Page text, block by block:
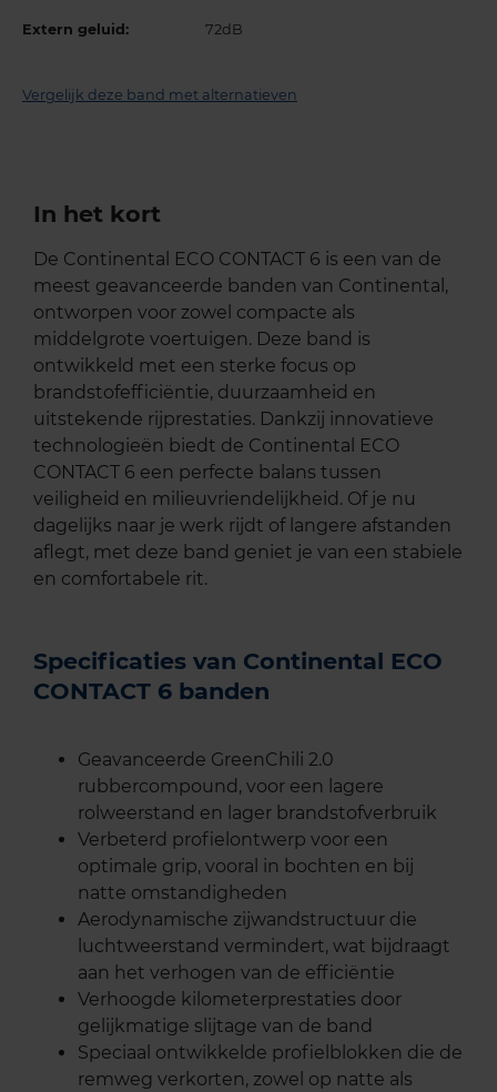
Extern geluid: 72dB
Vergelijk deze band met alternatieven
In het kort
De Continental ECO CONTACT 6 is een van de
meest geavanceerde banden van Continental,
ontworpen voor zowel compacte als
middelgrote voertuigen. Deze band is
ontwikkeld met een sterke focus op
brandstofefficiëntie, duurzaamheid en
uitstekende rijprestaties. Dankzij innovatieve
technologieën biedt de Continental ECO
CONTACT 6 een perfecte balans tussen
veiligheid en milieuvriendelijkheid. Of je nu
dagelijks naar je werk rijdt of langere afstanden
aflegt, met deze band geniet je van een stabiele
en comfortabele rit.
Specificaties van Continental ECO
CONTACT 6 banden
Geavanceerde GreenChili 2.0
rubbercompound, voor een lagere
rolweerstand en lager brandstofverbruik
Verbeterd profielontwerp voor een
optimale grip, vooral in bochten en bij
natte omstandigheden
Aerodynamische zijwandstructuur die
luchtweerstand vermindert, wat bijdraagt
aan het verhogen van de efficiëntie
Verhoogde kilometerprestaties door
gelijkmatige slijtage van de band
Speciaal ontwikkelde profielblokken die de
remweg verkorten, zowel op natte als